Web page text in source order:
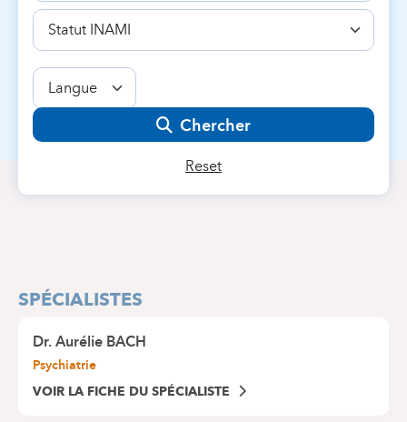
Statut
INAMI
Langue
Chercher
Reset
SPÉCIALISTES
Dr.Aurélie BACH
Psychiatrie
VOIR LA FICHE DU SPÉCIALISTE